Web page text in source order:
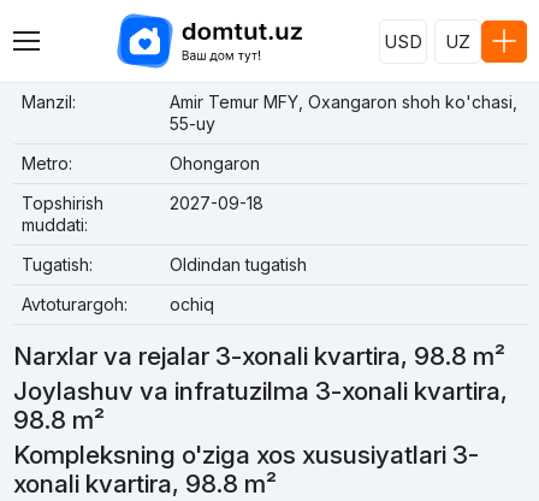
USD UZ
Manzil:
Amir Temur MFY, Oxangaron shoh ko'chasi,
55-uy
Metro:
Ohongaron
Topshirish
muddati:
2027-09-18
Tugatish:
Oldindan tugatish
Avtoturargoh:
ochiq
Narxlar va rejalar 3-xonali kvartira, 98.8 m²
Joylashuv va infratuzilma 3-xonali kvartira,
98.8 m²
Kompleksning o'ziga xos xususiyatlari 3-
xonali kvartira, 98.8 m²